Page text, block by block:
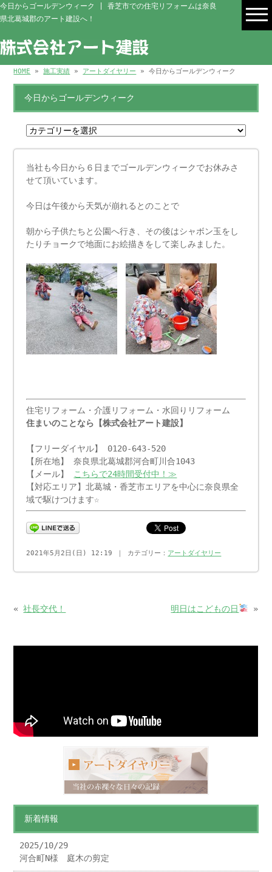
今日からゴールデンウィーク | 香芝市での住宅リフォームは奈良
県北葛城郡のアート建設へ！
HOME »施工実績 » アートダイヤリー » 今日からゴールデンウィーク
今日からゴールデンウィーク
当社も今日から６日までゴールデンウィークでお休みさ
せて頂いています。
今日は午後から天気が崩れるとのことで
朝から子供たちと公園へ行き、その後はシャボン玉をし
たりチョークで地面にお絵描きをして楽しみました。
住宅リフォーム・介護リフォーム・水回りリフォーム
住まいのことなら【株式会社アート建設】
【フリーダイヤル】 0120-643-520
【所在地】 奈良県北葛城郡河合町川合1043
【メール】
こちらで24時間受付中！≫
【対応エリア】北葛城・香芝市エリアを中心に奈良県全
域で駆けつけます☆
2021年5月2日(日) 12:19 ｜ カテゴリー： アートダイヤリー
«社長交代！ 明日はこどもの日 »
新着情報
2025/10/29
河合町N様 庭木の剪定